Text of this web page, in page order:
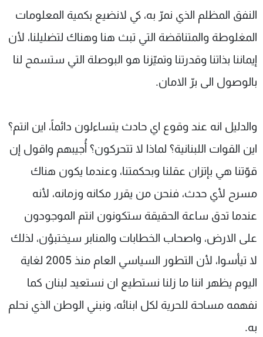
النفق المظلم الذي نمرّ به، كي لانضيع بكمية المعلومات
المغلوطة والمتناقضة التي تبث هنا وهناك لتضليلنا، لأن
إيماننا بذاتنا وقدرتنا وتميّزنا هو البوصلة التي ستسمح لنا
بالوصول الى برّ الامان.
والدليل انه عند وقوع اي حادث يتساءلون دائماً، اين انتم؟
اين القوات اللبنانية؟ لماذا لا تتحركون؟ أُجيبهم واقول إن
قوّتنا هي بإتزان عقلنا وبحكمتنا، وعندما يكون هناك
مسرح لأي حدث، فنحن من يقرر مكانه وزمانه، لأنه
عندما تدق ساعة الحقيقة ستكونون انتم الموجودون
على الارض، واصحاب الخطابات والمنابر سيختبؤن، لذلك
لا تيأسوا، لأن التطور السياسي العام منذ 2005 لغاية
اليوم يظهر اننا ما زلنا نستطيع ان نستعيد لبنان كما
نفهمه مساحة للحرية لكل ابنائه، ونبني الوطن الذي نحلم
به.